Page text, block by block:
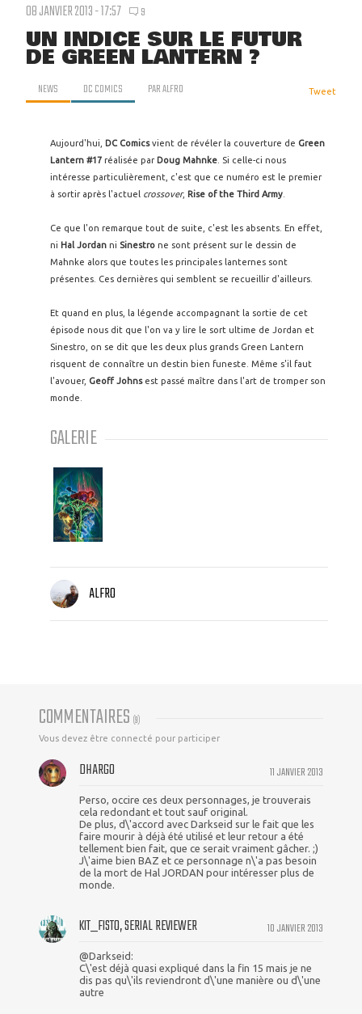
08 JANVIER 2013 - 17:57 9
UN INDICE SUR LE FUTUR
DE GREEN LANTERN ?
NEWS DC COMICS PARALFRO Tweet
Aujourd'hui, DC Comicsvient de révéler la couverture de Green
Lantern #17 réalisée par Doug Mahnke . Si celle-ci nous
intéresse particulièrement, c'est que ce numéro est le premier
à sortir après l'actuel crossover, Rise of the Third Army
Ce que l'on remarque tout de suite, c'est les absents. En effet,
ni Hal Jordan ni Sinestro ne sont présent sur le dessin de
Mahnke alors que toutes les principales lanternes sont
présentes. Ces dernières qui semblent se recueillir d'ailleurs.
Et quand en plus, la légende accompagnant la sortie de cet
épisode nous dit que l'on va y lire le sort ultime de Jordan et
Sinestro, on se dit que les deux plus grands Green Lantern
risquent de connaître un destin bien funeste. Même s'il faut
l'avouer, Geoff Johnsest passé maître dans l'art de tromper son
monde.
GALERIE
ALFRO
COMMENTAIRES (9)
Vous devez être connecté pour participer
11 JANVIER 2013
DHARGO
Perso, occire ces deux personnages, je trouverais
cela redondant et tout sauf original.
De plus, d\'accord avec Darkseid sur le fait que les
faire mourir à déjà été utilisé et leur retour a été
tellement bien fait, que ce serait vraiment gâcher. ;)
J\'aime bien BAZ et ce personnage n\'a pas besoin
de la mort de Hal JORDAN pour intéresser plus de
monde.
10 JANVIER 2013
KIT_FISTO, SERIAL REVIEWER
@Darkseid:
C\'est déjà quasi expliqué dans la fin 15 mais je ne
dis pas qu\'ils reviendront d\'une manière ou d\'une
autre